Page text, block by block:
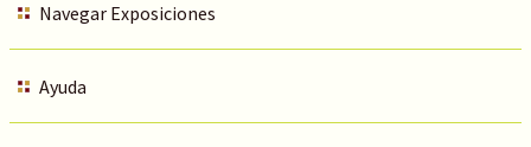
Navegar Exposiciones
Ayuda